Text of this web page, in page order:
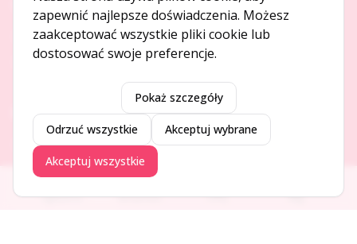
O NAS
O serwisie
Kontakt
DODAJ I PROMUJ
Dodaj ogłoszenie
Dodaj firmę
Promuj ogłoszenie
Ogłoszenia Aktualności Firmy Blog
zapewnić najlepsze doświadczenia. Możesz
zaakceptować wszystkie pliki cookie lub
dostosować swoje preferencje.
Pokaż szczegóły
Odrzuć wszystkie Akceptuj wybrane
Akceptuj wszystkie